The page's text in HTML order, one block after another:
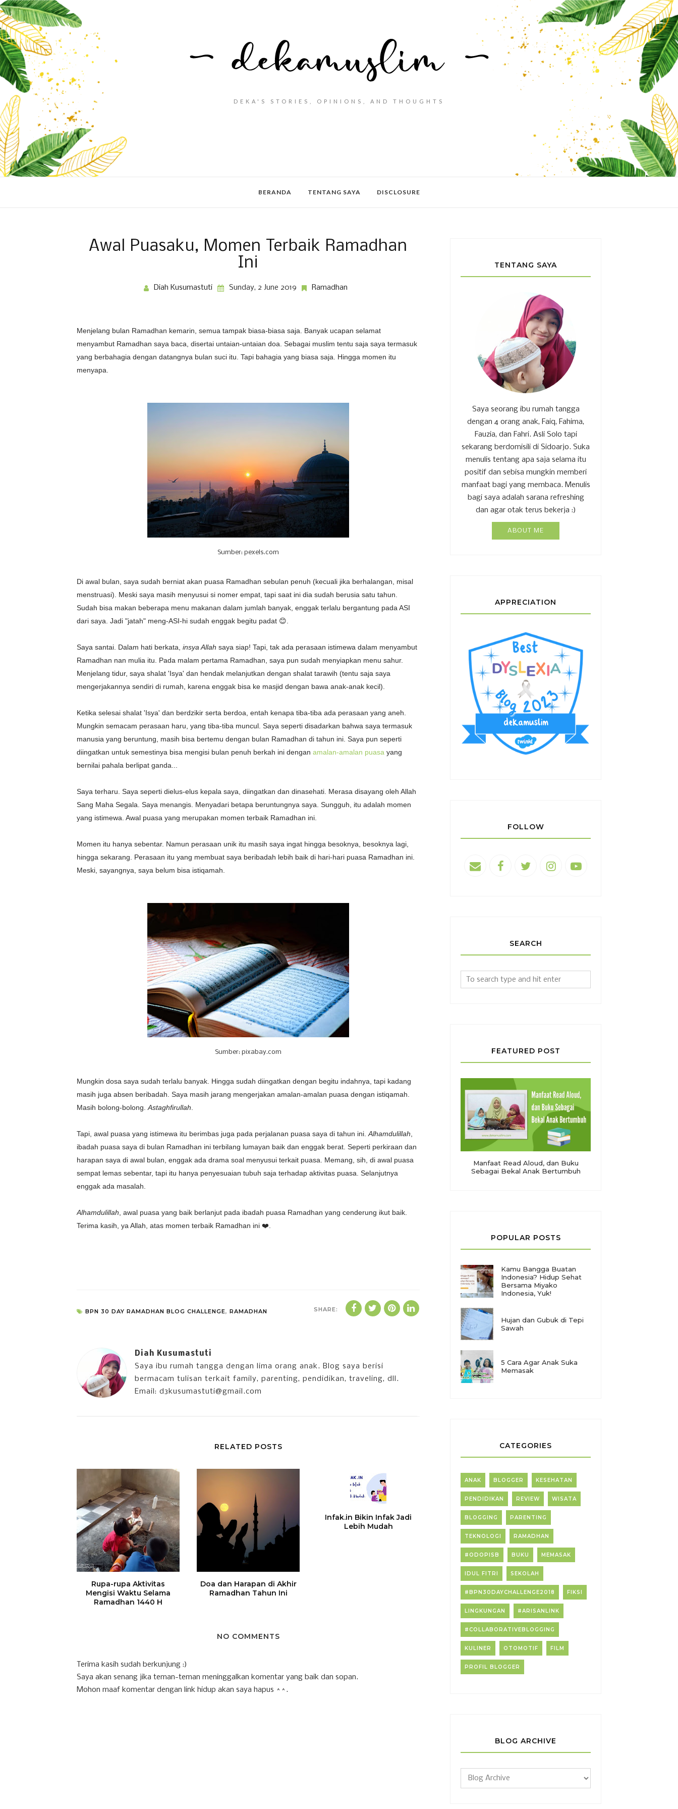
DEKA'S STORIES, OPINIONS, AND THOUGHTS
BERANDA TENTANG SAYA DISCLOSURE
Awal Puasaku, Momen Terbaik Ramadhan
Ini
Diah Kusumastuti Sunday, 2 June 2019 Ramadhan
Menjelang bulan Ramadhan kemarin, semua tampak biasa-biasa saja. Banyak ucapan selamat
menyambut Ramadhan saya baca, disertai untaian-untaian doa. Sebagai muslim tentu saja saya termasuk
yang berbahagia dengan datangnya bulan suci itu. Tapi bahagia yang biasa saja. Hingga momen itu
menyapa.
Sumber: pexels.com
Di awal bulan, saya sudah berniat akan puasa Ramadhan sebulan penuh (kecuali jika berhalangan, misal
menstruasi). Meski saya masih menyusui si nomer empat, tapi saat ini dia sudah berusia satu tahun.
Sudah bisa makan beberapa menu makanan dalam jumlah banyak, enggak terlalu bergantung pada ASI
dari saya. Jadi "jatah" meng-ASI-hi sudah enggak begitu padat 😊.
Saya santai. Dalam hati berkata, insya Allah saya siap! Tapi, tak ada perasaan istimewa dalam menyambut
Ramadhan nan mulia itu. Pada malam pertama Ramadhan, saya pun sudah menyiapkan menu sahur.
Menjelang tidur, saya shalat 'Isya' dan hendak melanjutkan dengan shalat tarawih (tentu saja saya
mengerjakannya sendiri di rumah, karena enggak bisa ke masjid dengan bawa anak-anak kecil).
Ketika selesai shalat 'Isya' dan berdzikir serta berdoa, entah kenapa tiba-tiba ada perasaan yang aneh.
Mungkin semacam perasaan haru, yang tiba-tiba muncul. Saya seperti disadarkan bahwa saya termasuk
manusia yang beruntung, masih bisa bertemu dengan bulan Ramadhan di tahun ini. Saya pun seperti
diingatkan untuk semestinya bisa mengisi bulan penuh berkah ini dengan amalan-amalan puasa yang
bernilai pahala berlipat ganda...
Saya terharu. Saya seperti dielus-elus kepala saya, diingatkan dan dinasehati. Merasa disayang oleh Allah
Sang Maha Segala. Saya menangis. Menyadari betapa beruntungnya saya. Sungguh, itu adalah momen
yang istimewa. Awal puasa yang merupakan momen terbaik Ramadhan ini.
Momen itu hanya sebentar. Namun perasaan unik itu masih saya ingat hingga besoknya, besoknya lagi,
hingga sekarang. Perasaan itu yang membuat saya beribadah lebih baik di hari-hari puasa Ramadhan ini.
Meski, sayangnya, saya belum bisa istiqamah.
Sumber: pixabay.com
Mungkin dosa saya sudah terlalu banyak. Hingga sudah diingatkan dengan begitu indahnya, tapi kadang
masih juga absen beribadah. Saya masih jarang mengerjakan amalan-amalan puasa dengan istiqamah.
Masih bolong-bolong. Astaghfirullah
Tapi, awal puasa yang istimewa itu berimbas juga pada perjalanan puasa saya di tahun ini. Alhamdulillah
ibadah puasa saya di bulan Ramadhan ini terbilang lumayan baik dan enggak berat. Seperti perkiraan dan
harapan saya di awal bulan, enggak ada drama soal menyusui terkait puasa. Memang, sih, di awal puasa
sempat lemas sebentar, tapi itu hanya penyesuaian tubuh saja terhadap aktivitas puasa. Selanjutnya
enggak ada masalah.
Alhamdulillah , awal puasa yang baik berlanjut pada ibadah puasa Ramadhan yang cenderung ikut baik.
Terima kasih, ya Allah, atas momen terbaik Ramadhan ini ❤️.
BPN 30 DAY RAMADHAN BLOG CHALLENGE, RAMADHAN SHARE:
Diah Kusumastuti
Saya ibu rumah tangga dengan lima orang anak. Blog saya berisi
bermacam tulisan terkait family, parenting, pendidikan, traveling, dll.
Email: d3kusumastuti@gmail.com
RELATED POSTS
Rupa-rupa Aktivitas
Mengisi Waktu Selama
Ramadhan 1440 H
Doa dan Harapan di Akhir
Ramadhan Tahun Ini
Infak.in Bikin Infak Jadi
Lebih Mudah
NO COMMENTS
Terima kasih sudah berkunjung :)
Saya akan senang jika teman-teman meninggalkan komentar yang baik dan sopan.
Mohon maaf komentar dengan link hidup akan saya hapus ^^.
TENTANG SAYA
Saya seorang ibu rumah tangga
dengan 4 orang anak, Faiq, Fahima,
Fauzia, dan Fahri. Asli Solo tapi
sekarang berdomisili di Sidoarjo. Suka
menulis tentang apa saja selama itu
positif dan sebisa mungkin memberi
manfaat bagi yang membaca. Menulis
bagi saya adalah sarana refreshing
dan agar otak terus bekerja :)
ABOUT ME
APPRECIATION
FOLLOW
SEARCH
FEATURED POST
Manfaat Read Aloud, dan Buku
Sebagai Bekal Anak Bertumbuh
POPULAR POSTS
Kamu Bangga Buatan
Indonesia? Hidup Sehat
Bersama Miyako
Indonesia, Yuk!
Hujan dan Gubuk di Tepi
Sawah
5 Cara Agar Anak Suka
Memasak
CATEGORIES
ANAK BLOGGER KESEHATAN
PENDIDIKAN REVIEW WISATA
BLOGGING PARENTING
TEKNOLOGI RAMADHAN
#ODOPISB BUKU MEMASAK
IDUL FITRI SEKOLAH
#BPN30DAYCHALLENGE2018 FIKSI
LINGKUNGAN #ARISANLINK
#COLLABORATIVEBLOGGING
KULINER OTOMOTIF FILM
PROFIL BLOGGER
BLOG ARCHIVE